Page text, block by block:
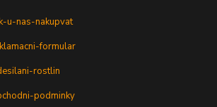
u-nas-nakupvat
formular
rostlin
podminky